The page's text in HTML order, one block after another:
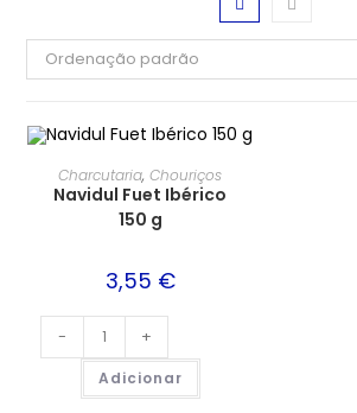
Ordenação padrão
Charcutaria,Chouriços
Navidul Fuet Ibérico
150 g
3,55 €
- +
Adicionar